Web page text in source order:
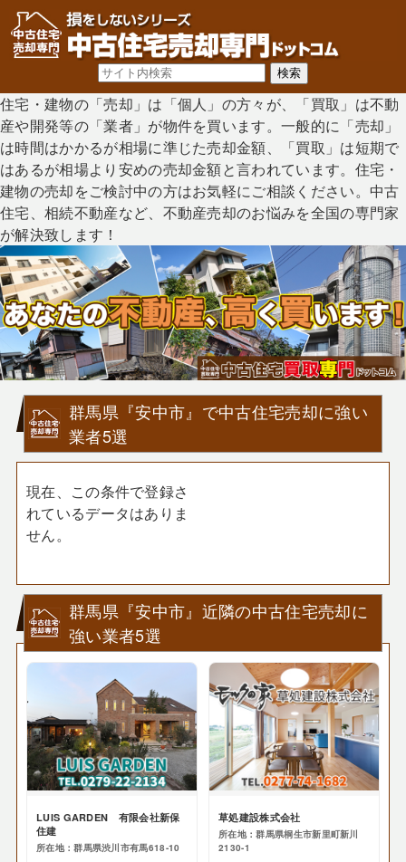
住宅・建物の「売却」は「個人」の方々が、「買取」は不動
産や開発等の「業者」が物件を買います。一般的に「売却」
は時間はかかるが相場に準じた売却金額、「買取」は短期で
はあるが相場より安めの売却金額と言われています。住宅・
建物の売却をご検討中の方はお気軽にご相談ください。中古
住宅、相続不動産など、不動産売却のお悩みを全国の専門家
が解決致します！
群馬県『安中市』で中古住宅売却に強い
業者5選
現在、この条件で登録さ
れているデータはありま
せん。
群馬県『安中市』近隣の中古住宅売却に
強い業者5選
LUIS GARDEN 有限会社新保
住建
所在地：群馬県渋川市有馬618-10
草処建設株式会社
所在地：群馬県桐生市新里町新川
2130-1